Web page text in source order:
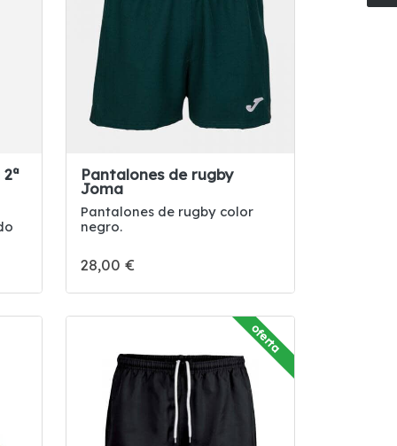
Pantalones de rugby
Joma
Pantalones de rugby color
negro.
28,00 €
oferta